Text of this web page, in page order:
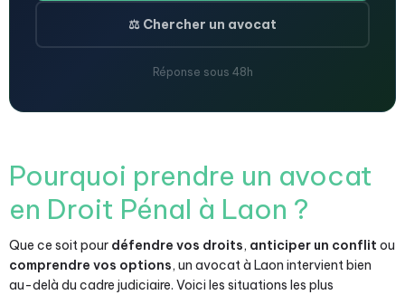
⚖️ Chercher un avocat
Réponse sous 48h
Pourquoi prendre un avocat
en Droit Pénal à Laon ?
Que ce soit pour défendre vos droits, anticiper un conflit ou
comprendre vos options, un avocat à Laon intervient bien
au-delà du cadre judiciaire. Voici les situations les plus